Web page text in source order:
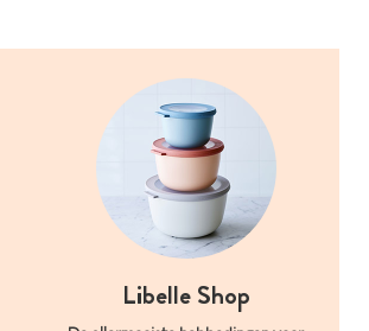
Libelle Shop